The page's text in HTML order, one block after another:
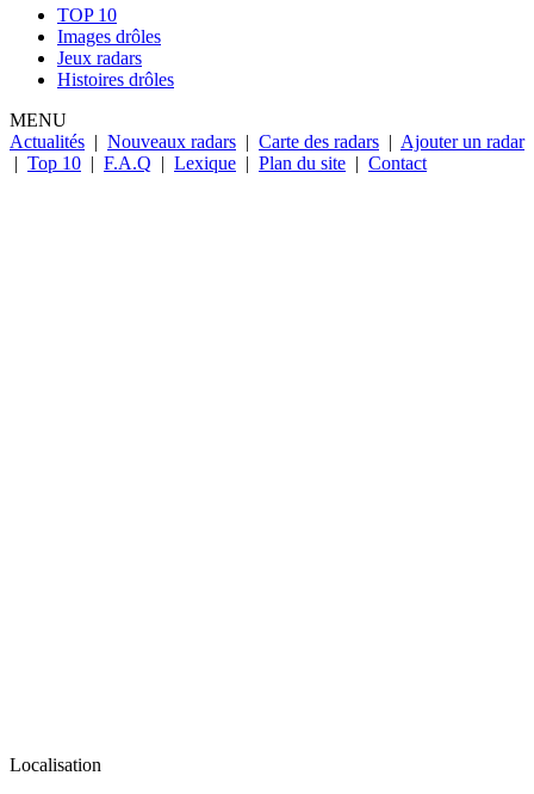
TOP 10
Images drôles
Jeux radars
Histoires drôles
MENU
Actualités | Nouveaux radars | Carte des radars | Ajouter un radar
| Top 10 | F.A.Q | Lexique | Plan du site | Contact
Localisation